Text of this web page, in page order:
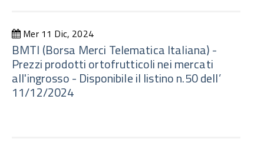
Mer 11 Dic, 2024
BMTI (Borsa Merci Telematica Italiana) -
Prezzi prodotti ortofrutticoli nei mercati
all'ingrosso - Disponibile il listino n.50 dell’
11/12/2024